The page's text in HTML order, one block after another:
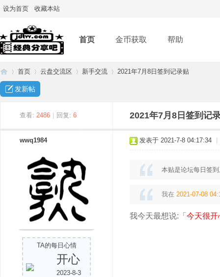
设为首页 收藏本站
首页 金币获取 帮助
首页
›
云盘交流区
›
新手交流 2021年7月8日签到记录贴
发新帖
查看: 2486 回复: 6 2021年7月8日签到记
wwq1984
TA的每日心情
开心
2023-8-3
发表于 2021-7-8 04:17:34
本贴是论坛每日签
我在 2021-07-08
我今天最想说:「 今天很开